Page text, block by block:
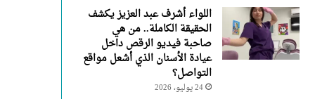
اللواء أشرف عبد العزيز يكشف
الحقيقة الكاملة.. من هي
صاحبة فيديو الرقص داخل
عيادة الأسنان الذي أشعل مواقع
التواصل؟
24 يوليو، 2026